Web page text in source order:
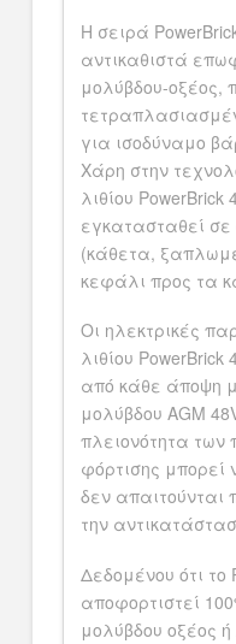
Η σειρά
αντικαθιστά
μολύβδου-οξέος,
για ισοδύναμο
Χάρη στην
λιθίου
εγκατασταθεί σε
(κάθετα,
κεφάλι προς τα
Οι ηλεκτρικές
λιθίου
από κάθε άποψη
μολύβδου AGM
πλειονότητα των
φόρτισης μπορεί
δεν
την
Δεδομένου ότι το
αποφορτιστεί
μολύβδου οξέος